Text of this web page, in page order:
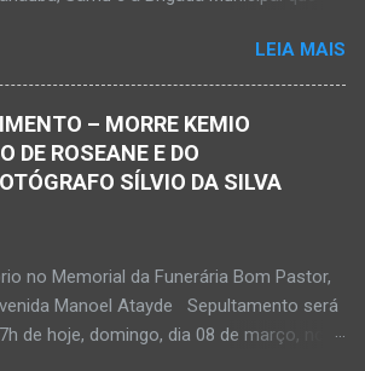
e foi a óbito Foto álbum pessoal Kauan
Alves publicou em sua rede social a
em que apreciava a Cachoeira Maria Rosa,
Verde, pouco tempo antes de se
e depois vir a óbito nesta terça-feira, dia
estudante que se afogou em
em Mato Verde nesta terça-feira, dia
abril de 2026. Adolescente não resistiu e
LEIA MAIS
– MORRE KEMIO
DE ROSEANE E DO
SÍLVIO DA SILVA
no Memorial da Funerária Bom Pastor,
Manoel Atayde Sepultamento será
de hoje, domingo, dia 08 de março, no